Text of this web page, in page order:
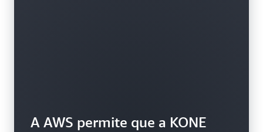
A AWS permite que a KONE